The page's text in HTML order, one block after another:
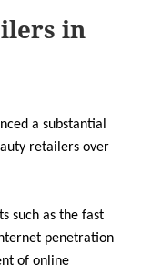
in
a substantial
retailers over
such as the fast
penetration
of online